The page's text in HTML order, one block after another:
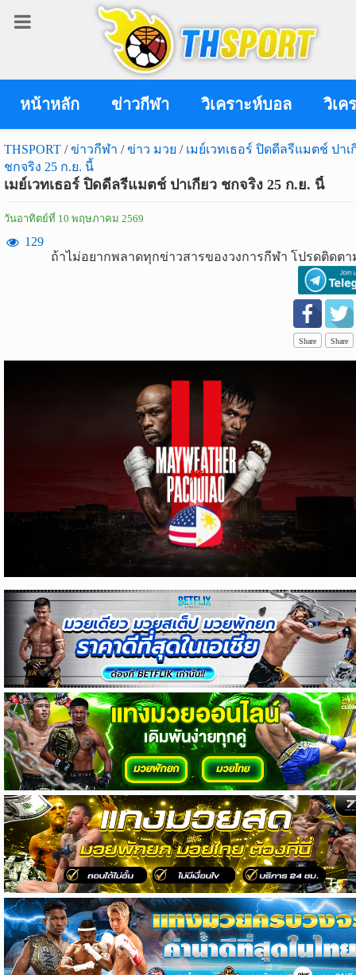
หน้าหลัก ข่าวกีฬา วิเคราะห์บอล วิเค
THSPORT / ข่าวกีฬา / ข่าว มวย / เมย์เวทเธอร์ ปิดดีลรีแมตช์ ปาเ
ชกจริง 25 ก.ย. นี้
เมย์เวทเธอร์ ปิดดีลรีแมตช์ ปาเกียว ชกจริง 25 ก.ย. นี้
วันอาทิตย์ที่ 10 พฤษภาคม 2569
129
ถ้าไม่อยากพลาดทุกข่าวสารของวงการกีฬา โปรดติดตา
Share Share
เข้า
เข้าสู่ระบบ
เข้าสู่ระบบด้วย facebook
สมัคร
สมาชิก
NBA
ข่าว
NFL
คอ
ลัม
นิ
สต์
วิเคราะห์
บอล
วิเคราะห์
NFL
วิเคราะห์
NBA
ทีเด็ด
บอล